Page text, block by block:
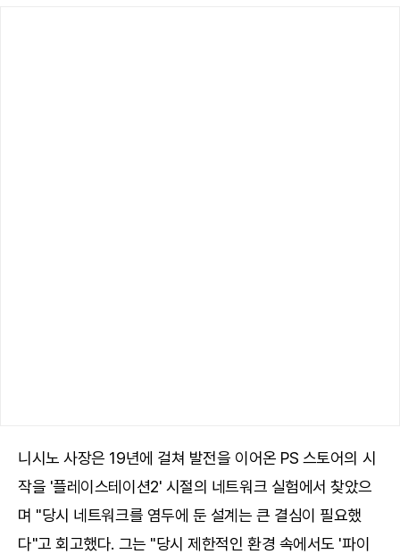
니시노 사장은 19년에 걸쳐 발전을 이어온 PS 스토어의 시
작을 '플레이스테이션2' 시절의 네트워크 실험에서 찾았으
며 "당시 네트워크를 염두에 둔 설계는 큰 결심이 필요했
다"고 회고했다. 그는 "당시 제한적인 환경 속에서도 '파이